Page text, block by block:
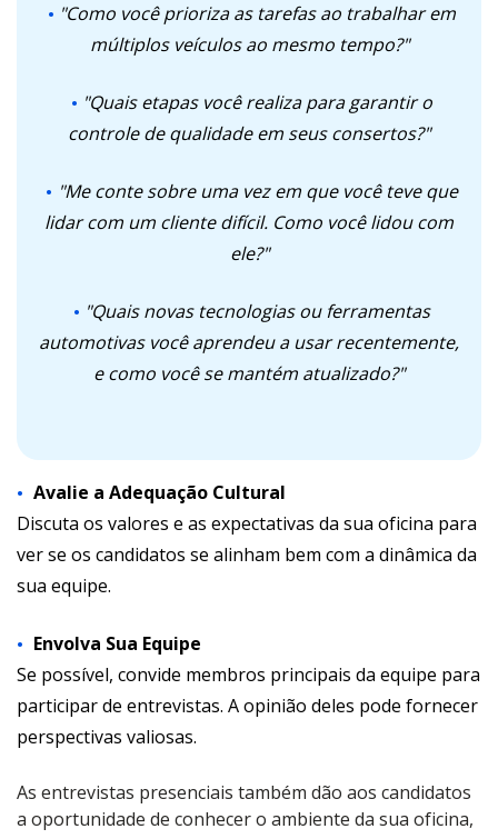
"Como você prioriza as tarefas ao trabalhar em
múltiplos veículos ao mesmo tempo?"
"Quais etapas você realiza para garantir o
controle de qualidade em seus consertos?"
"Me conte sobre uma vez em que você teve que
lidar com um cliente difícil. Como você lidou com
ele?"
"Quais novas tecnologias ou ferramentas
automotivas você aprendeu a usar recentemente,
e como você se mantém atualizado?"
Avalie a Adequação Cultural
Discuta os valores e as expectativas da sua oficina para
ver se os candidatos se alinham bem com a dinâmica da
sua equipe.
Envolva Sua Equipe
Se possível, convide membros principais da equipe para
participar de entrevistas. A opinião deles pode fornecer
perspectivas valiosas.
As entrevistas presenciais também dão aos candidatos
a oportunidade de conhecer o ambiente da sua oficina,